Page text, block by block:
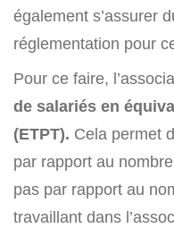
également s’assurer
réglementation pour
Pour ce faire,
de salariés en
(ETPT). Cela permet
par rapport au
pas par rapport au
travaillant dans